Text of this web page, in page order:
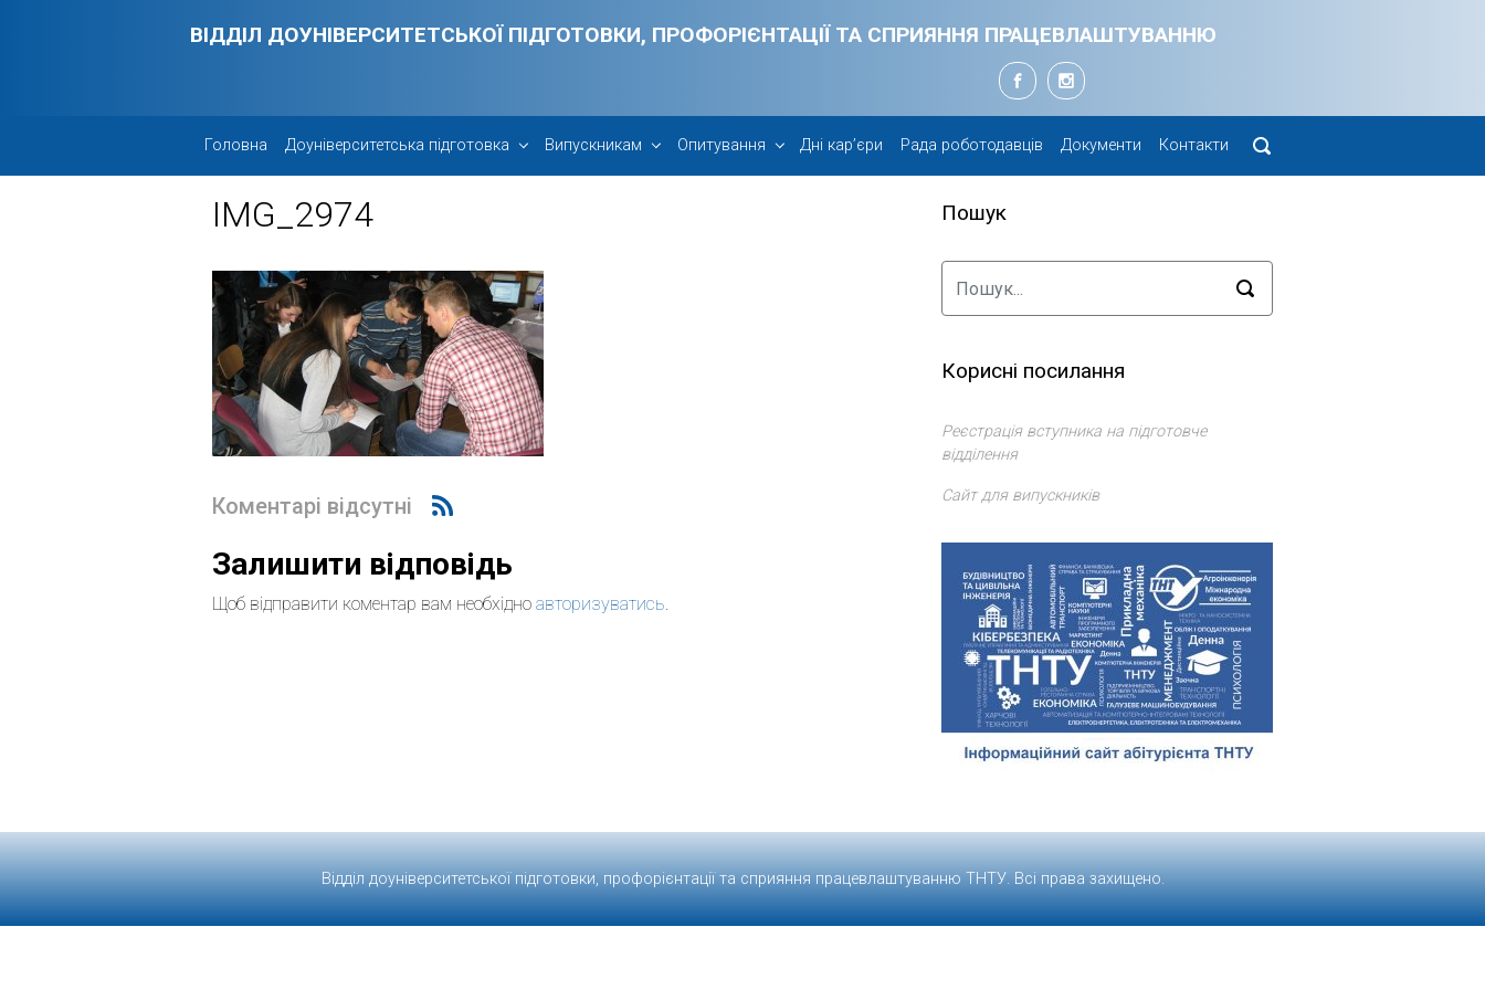
ВІДДІЛ ДОУНІВЕРСИТЕТСЬКОЇ ПІДГОТОВКИ, ПРОФОРІЄНТАЦІЇ ТА СПРИЯННЯ ПРАЦЕВЛАШТУВАННЮ
Головна Доуніверситетська підготовка Випускникам Опитування Дні кар’єри Рада роботодавців Документи Контакти
IMG_2974
Коментарі відсутні
Залишити відповідь
Щоб відправити коментар вам необхідно авторизуватись.
Пошук
Корисні посилання
Реєстрація вступника на підготовче
відділення
Сайт для випускників
Відділ доуніверситетської підготовки, профорієнтації та сприяння працевлаштуванню ТНТУ. Всі права захищено.